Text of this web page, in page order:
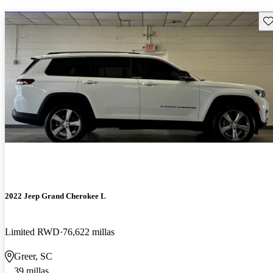
2022 Jeep Grand Cherokee L
Limited RWD 76,622 millas
Greer, SC